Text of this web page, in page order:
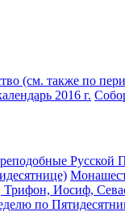
(см. также по
2016 г.
Русской
Иосиф,
по